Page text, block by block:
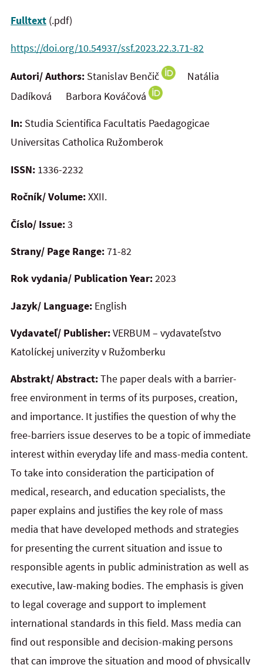
Fulltext (.pdf)
https://doi.org/10.54937/ssf.2023.22.3.71-82
Autori/ Authors: Stanislav Benčič
Natália
Dadíková Barbora Kováčová
In: Studia Scientifica Facultatis Paedagogicae
Universitas Catholica Ružomberok
ISSN: 1336-2232
Ročník/ Volume:XXII.
Číslo/ Issue:3
Strany/ Page Range:71-82
Rok vydania/ Publication Year:2023
Jazyk/ Language: English
Vydavateľ/ Publisher:VERBUM – vydavateľstvo
Katolíckej univerzity v Ružomberku
Abstrakt/ Abstract:The paper deals with a barrier-
free environment in terms of its purposes, creation,
and importance. It justifies the question of why the
free-barriers issue deserves to be a topic of immediate
interest within everyday life and mass-media content.
To take into consideration the participation of
medical, research, and education specialists, the
paper explains and justifies the key role of mass
media that have developed methods and strategies
for presenting the current situation and issue to
responsible agents in public administration as well as
executive, law-making bodies. The emphasis is given
to legal coverage and support to implement
international standards in this field. Mass media can
find out responsible and decision-making persons
that can improve the situation and mood of physically